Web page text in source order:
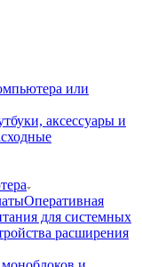
или
аксессуары и
Оперативная
для системных
расширения